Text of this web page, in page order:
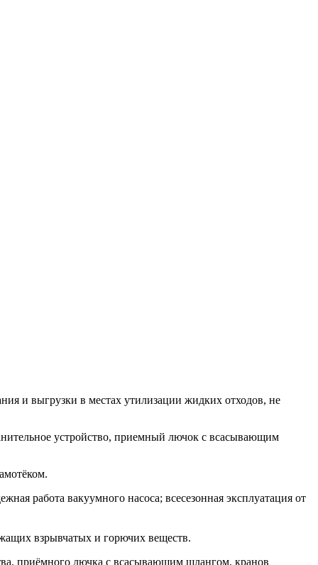
и выгрузки в местах утилизации жидких отходов, не
устройство, приемный лючок с всасывающим
работа вакуумного насоса; всесезонная эксплуатация от
взрывчатых и горючих веществ.
приёмного лючка с всасывающим шлангом, кранов